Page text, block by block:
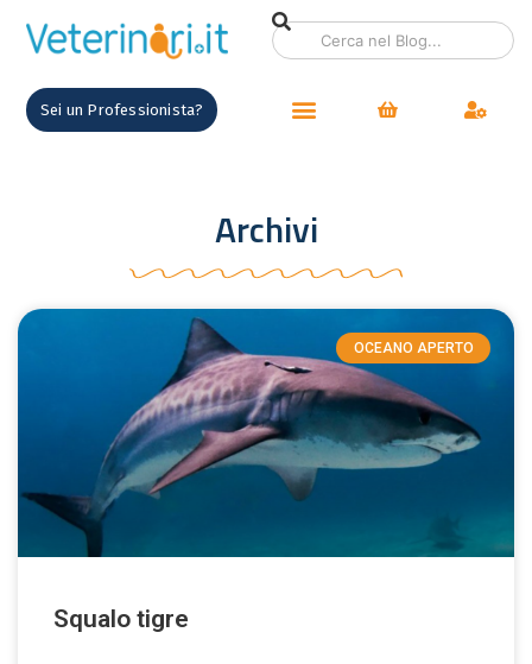
Sei un Professionista?
Archivi
OCEANO APERTO
Squalo tigre